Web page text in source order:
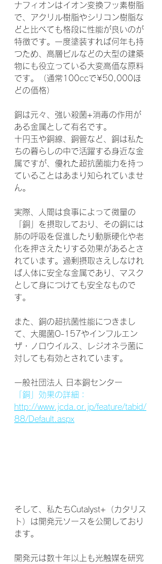
ナフィオンはイオン変換フッ素樹脂
で、アクリル樹脂やシリコン樹脂な
どと比べても格段に性能が良いのが
特徴です。一度塗装すれば何年も持
つため、高層ビルなどの大型の建築
物にも役立っている大変高価な原料
です。（通常100ccで¥50,000ほ
どの価格）
銅は元々、強い殺菌+消毒の作用が
ある金属として有名です。
十円玉や銅線、銅管など、銅は私た
ちの暮らしの中で活躍する身近な金
属ですが、優れた超抗菌能力を持っ
ていることはあまり知られていませ
ん。
実際、人間は食事によって微量の
「銅」を摂取しており、その銅には
肺の呼吸を促進したり動脈硬化や老
化を押さえたりする効果があるとさ
れています。過剰摂取さえしなけれ
ば人体に安全な金属であり、マスク
として身につけても安全なもので
す。
また、銅の超抗菌性能につきまし
て、大腸菌O-157やインフルエン
ザ・ノロウイルス、レジオネラ菌に
対しても有効とされています。
一般社団法人 日本銅センター
「銅」効果の詳細：
http://www.jcda.or.jp/feature/tabid/
88/Default.aspx
そして、私たちCutalyst+（カタリス
ト）は開発元ソースを公開しており
ます。
開発元は数十年以上も光触媒を研究